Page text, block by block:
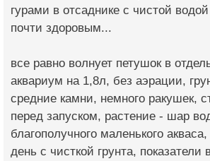
гурами в отсаднике с чистой
почти здоровым...
все равно волнует петушок в
аквариум на 1,8л, без аэрации,
средние камни, немного ракушек,
перед запуском, растение - шар
благополучного маленького
день с чисткой грунта,